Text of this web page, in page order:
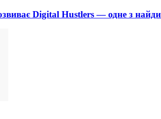
Digital Hustlers — одне з